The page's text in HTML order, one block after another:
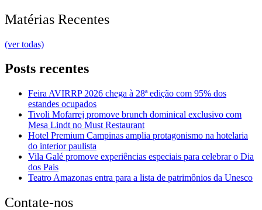
Matérias Recentes
(ver todas)
Posts recentes
Feira AVIRRP 2026 chega à 28ª edição com 95% dos
estandes ocupados
Tivoli Mofarrej promove brunch dominical exclusivo com
Mesa Lindt no Must Restaurant
Hotel Premium Campinas amplia protagonismo na hotelaria
do interior paulista
Vila Galé promove experiências especiais para celebrar o Dia
dos Pais
Teatro Amazonas entra para a lista de patrimônios da Unesco
Contate-nos